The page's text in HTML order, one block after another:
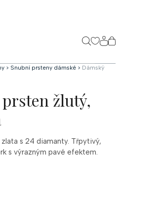
NÁKUPNÍ
KOŠÍK
> Snubní prsteny dámské > Dámský
žlutý,
s 24 diamanty. Třpytivý,
s výrazným pavé efektem.